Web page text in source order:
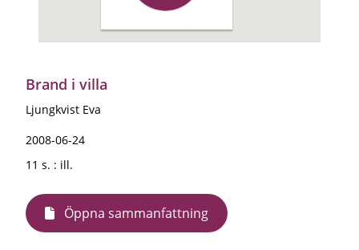
Brand i villa
Ljungkvist Eva
2008-06-24
11 s. : ill.
Öppna sammanfattning